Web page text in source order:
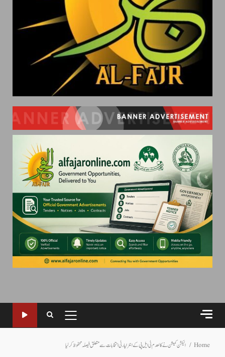
PRIMARY
MENU
Home الیکشن کمیشن نے کالعدم ٹی ایل پی کے انٹرا پارٹی انتخابات سے متعلق فیصلہ محفوظ کر لیا